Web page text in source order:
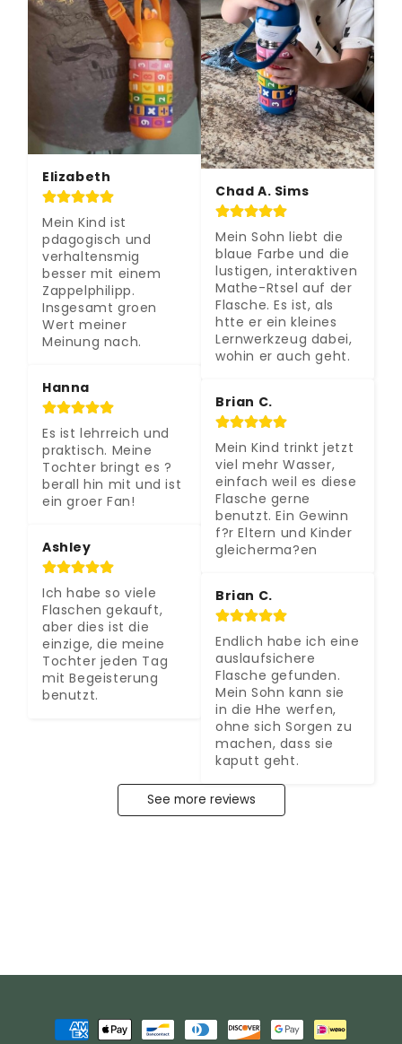
Elizabeth
Mein Kind ist
pdagogisch und
verhaltensmig
besser mit einem
Zappelphilipp.
Insgesamt groen
Wert meiner
Meinung nach.
Hanna
Es ist lehrreich und
praktisch. Meine
Tochter bringt es ?
berall hin mit und ist
ein groer Fan!
Ashley
Ich habe so viele
Flaschen gekauft,
aber dies ist die
einzige, die meine
Tochter jeden Tag
mit Begeisterung
benutzt.
Chad A. Sims
Mein Sohn liebt die
blaue Farbe und die
lustigen, interaktiven
Mathe-Rtsel auf der
Flasche. Es ist, als
htte er ein kleines
Lernwerkzeug dabei,
wohin er auch geht.
Brian C.
Mein Kind trinkt jetzt
viel mehr Wasser,
einfach weil es diese
Flasche gerne
benutzt. Ein Gewinn
f?r Eltern und Kinder
gleicherma?en
Brian C.
Endlich habe ich eine
auslaufsichere
Flasche gefunden.
Mein Sohn kann sie
in die Hhe werfen,
ohne sich Sorgen zu
machen, dass sie
kaputt geht.
See more reviews
Payment